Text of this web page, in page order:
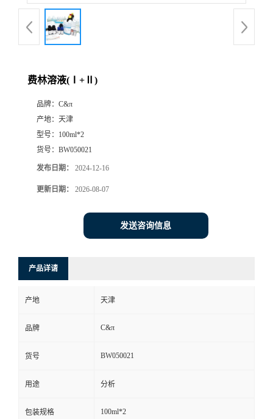
费林溶液(Ⅰ+Ⅱ)
品牌： C&π
产地： 天津
型号： 100ml*2
货号： BW050021
发布日期： 2024-12-16
更新日期： 2026-08-07
发送咨询信息
产品详请
产地 天津
品牌 C&π
货号 BW050021
用途 分析
包装规格 100ml*2